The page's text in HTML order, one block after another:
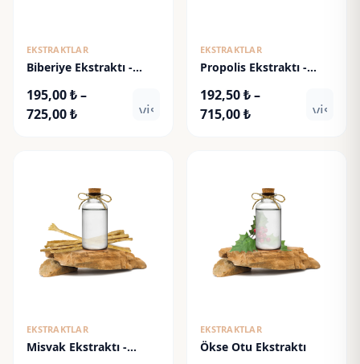
EKSTRAKTLAR
Biberiye Ekstraktı -
195,00₺–
725,00₺Fiyat
725,00 ₺
visibility
EKSTRAKTLAR
Propolis Ekstraktı -
192,50₺–
715,00₺Fiyat
715,00 ₺
EKSTRAKTLAR
Misvak Ekstraktı -
EKSTRAKTLAR
Ökse Otu Ekstraktı